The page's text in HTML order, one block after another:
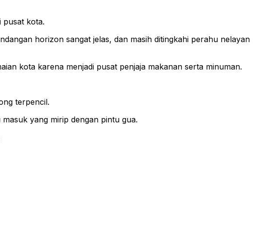
pusat kota.
horizon sangat jelas, dan masih ditingkahi perahu nelayan
kota karena menjadi pusat penjaja makanan serta minuman.
terpencil.
yang mirip dengan pintu gua.